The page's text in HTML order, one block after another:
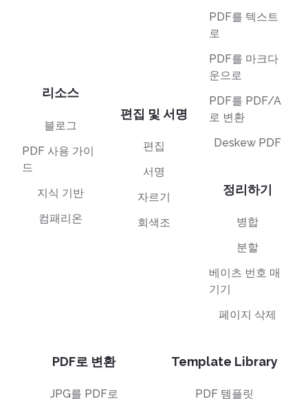
리소스
블로그
PDF 사용 가이
드
지식 기반
컴패리온
편집 및 서명
편집
서명
자르기
회색조
PDF를 텍스트
로
PDF를 마크다
운으로
PDF를 PDF/A
로 변환
Deskew PDF
정리하기
병합
분할
베이츠 번호 매
기기
페이지 삭제
PDF로 변환
JPG를 PDF로
Template Library
PDF 템플릿